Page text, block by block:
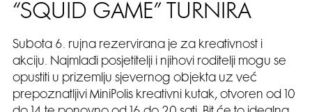
“SQUID GAME” TURNIRA
Subota 6. rujna rezervirana je za kreativnost i
akciju. Najmlađi posjetitelji i njihovi roditelji mogu se
opustiti u prizemlju sjevernog objekta uz već
prepoznatljivi MiniPolis kreativni kutak, otvoren od 10